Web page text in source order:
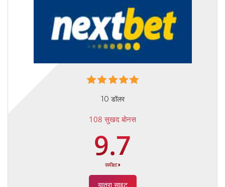
10 डॉलर
108 सुखद बोनस
9.7
समीक्षा
यात्रा साइट